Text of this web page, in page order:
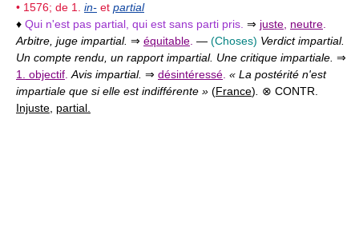
• 1576; de 1. in- et partial
♦ Qui n'est pas partial, qui est sans parti pris. ⇒ juste neutre
Arbitre, juge impartial. ⇒ équitable — (Choses) Verdict impartial.
Un compte rendu, un rapport impartial. Une critique impartiale. ⇒
1. objectif Avis impartial. ⇒ désintéressé « La postérité n'est
impartiale que si elle est indifférente » (France)
⊗ CONTR.
Injuste partial.